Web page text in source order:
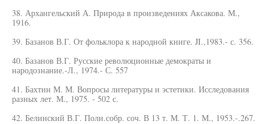
38. Архангельский А. Природа в произведениях Аксакова. М.,
1916.
39. Базанов В.Г. От фольклора к народной книге. JI.,1983.- с. 356.
40. Базанов В.Г. Русские революционные демократы и
народознание.-Л., 1974.- С. 557
41. Бахтин М. М. Вопросы литературы и эстетики. Исследования
разных лет. М., 1975. - 502 с.
42. Белинский В.Г. Полн.собр. соч. В 13 т. М. Т. 1. М., 1953.-.267.